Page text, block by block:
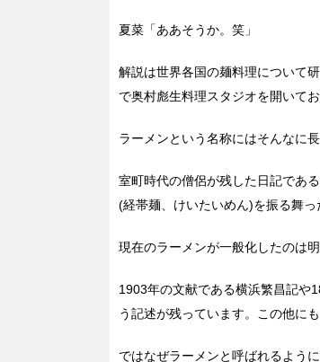
夏菜「ああそうか。笑」
解説は世界各国の麺料理について
で奥村彪生料理スタジオを開いてお
ラーメンという名称にはそんなに
室町時代の僧侶が残した日記であ
(経帯麺、けいたいめん)を振る舞っ
現在のラーメンが一般化したのは
1903年の文献である横浜繁昌記や
う記述が残っています。この他に
ではなぜラーメンと呼ばれるよう